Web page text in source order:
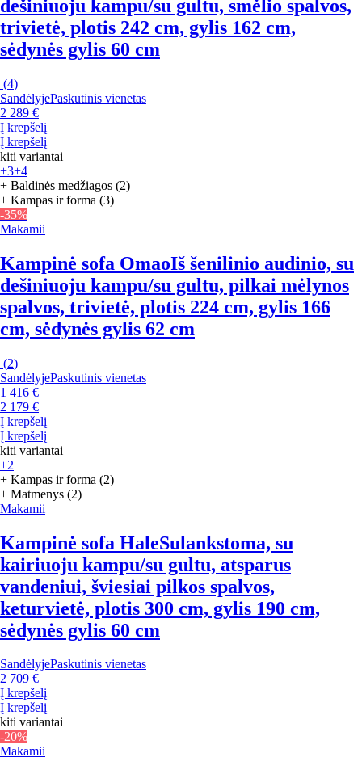
dešiniuoju kampu/su gultu, smėlio spalvos,
trivietė, plotis 242 cm, gylis 162 cm,
sėdynės gylis 60 cm
(4)
SandėlyjePaskutinis vienetas
2 289 €
Į krepšelį
Į krepšelį
kiti variantai
+3+4
+ Baldinės medžiagos (2)
+ Kampas ir forma (3)
-35%
Makamii
Kampinė sofa OmaoIš šenilinio audinio, su
dešiniuoju kampu/su gultu, pilkai mėlynos
spalvos, trivietė, plotis 224 cm, gylis 166
cm, sėdynės gylis 62 cm
(2)
SandėlyjePaskutinis vienetas
1 416 €
2 179 €
Į krepšelį
Į krepšelį
kiti variantai
+2
+ Kampas ir forma (2)
+ Matmenys (2)
Makamii
Kampinė sofa HaleSulankstoma, su
kairiuoju kampu/su gultu, atsparus
vandeniui, šviesiai pilkos spalvos,
keturvietė, plotis 300 cm, gylis 190 cm,
sėdynės gylis 60 cm
SandėlyjePaskutinis vienetas
2 709 €
Į krepšelį
Į krepšelį
kiti variantai
-20%
Makamii